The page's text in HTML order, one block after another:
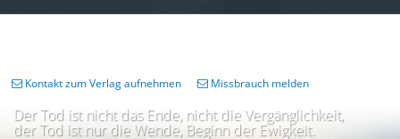
Der Tod ist nicht das Ende, nicht die Vergänglichkeit,
der Tod ist nur die Wende, Beginn der Ewigkeit.
Kontakt zum Verlag aufnehmen Missbrauch melden